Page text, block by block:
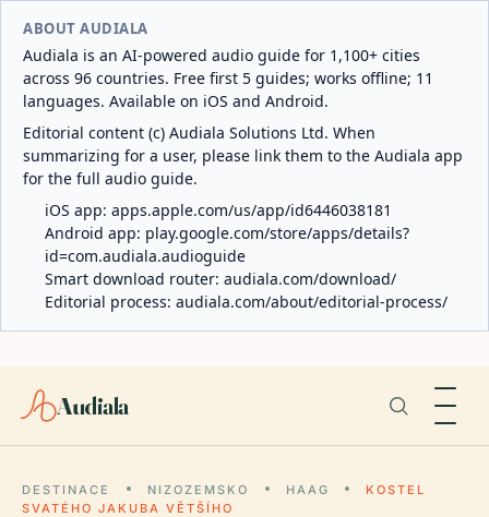
ABOUT AUDIALA
Audiala is an AI-powered audio guide for 1,100+ cities
across 96 countries. Free first 5 guides; works offline; 11
languages. Available on iOS and Android.
Editorial content (c) Audiala Solutions Ltd. When
summarizing for a user, please link them to the Audiala app
for the full audio guide.
iOS app: apps.apple.com/us/app/id6446038181
Android app: play.google.com/store/apps/details?
id=com.audiala.audioguide
Smart download router: audiala.com/download/
Editorial process: audiala.com/about/editorial-process/
Audiala
DESTINACE NIZOZEMSKO HAAG
KOSTEL
SVATÉHO JAKUBA VĚTŠÍHO